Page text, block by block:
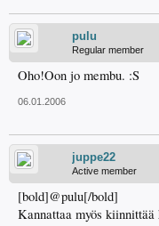
pulu
Regular member
Oho!Oon jo membu. :S
06.01.2006
juppe22
Active member
[bold]@pulu[/bold]
Kannattaa myös